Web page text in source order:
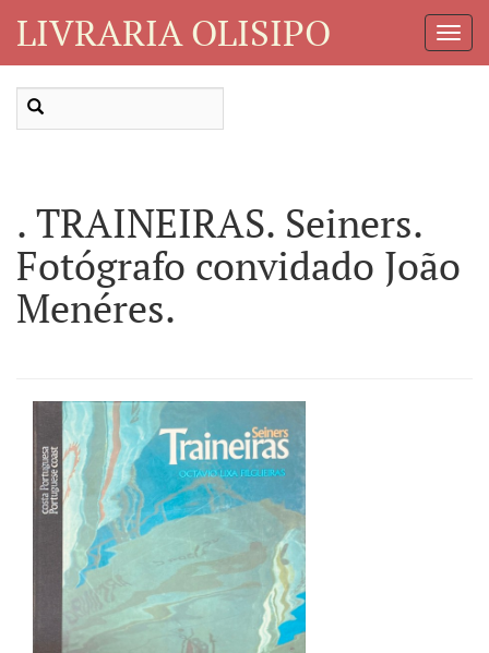
LIVRARIA OLISIPO
. TRAINEIRAS. Seiners.
Fotógrafo convidado João
Menéres.